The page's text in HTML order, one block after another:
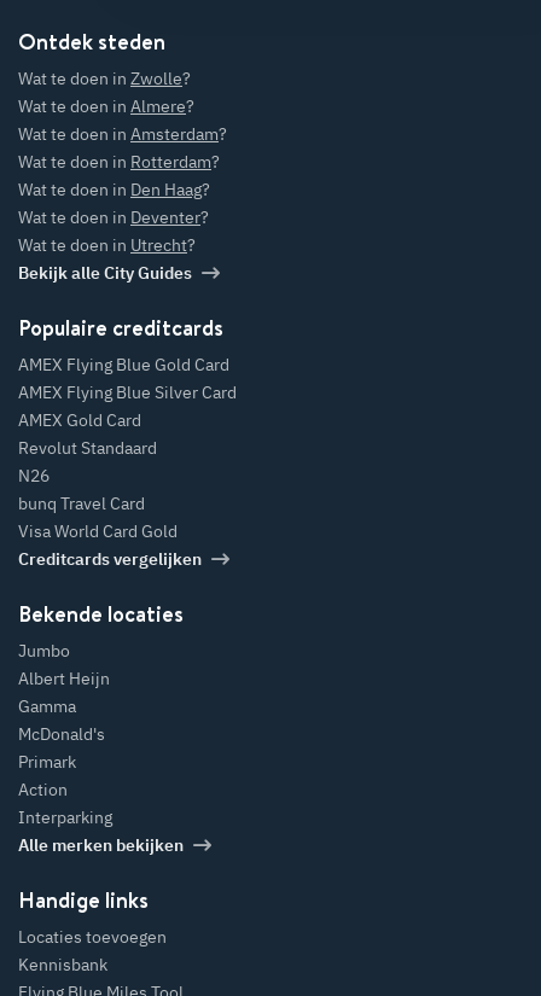
Ontdek steden
Wat te doen in Zwolle?
Wat te doen in Almere?
Wat te doen in Amsterdam?
Wat te doen in Rotterdam?
Wat te doen in Den Haag?
Wat te doen in Deventer?
Wat te doen in Utrecht?
Bekijk alle City Guides
Populaire creditcards
AMEX Flying Blue Gold Card
AMEX Flying Blue Silver Card
AMEX Gold Card
Revolut Standaard
N26
bunq Travel Card
Visa World Card Gold
Creditcards vergelijken
Bekende locaties
Jumbo
Albert Heijn
Gamma
McDonald's
Primark
Action
Interparking
Alle merken bekijken
Handige links
Locaties toevoegen
Kennisbank